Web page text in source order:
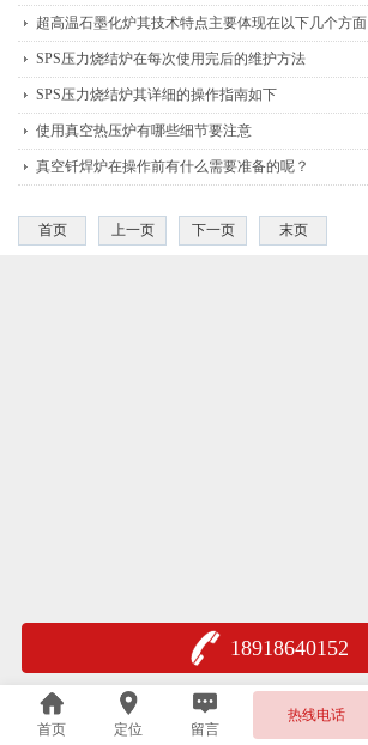
超高温石墨化炉其技术特点主要体现在以下几个方面
SPS压力烧结炉在每次使用完后的维护方法
SPS压力烧结炉其详细的操作指南如下
使用真空热压炉有哪些细节要注意
真空钎焊炉在操作前有什么需要准备的呢？
首页 上一页 下一页 末页
18918640152
首页 定位 留言
热线电话